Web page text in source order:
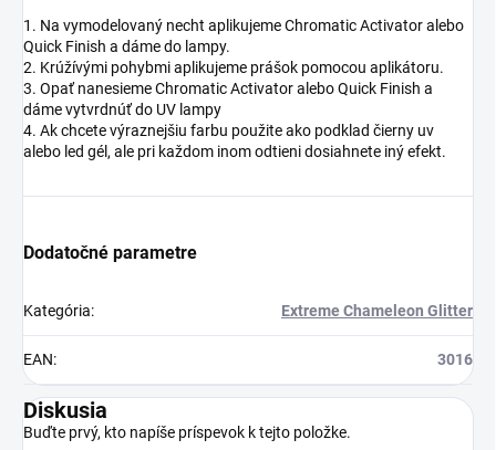
1. Na vymodelovaný necht aplikujeme Chromatic Activator alebo
Quick Finish a dáme do lampy.
2. Krúžívými pohybmi aplikujeme prášok pomocou aplikátoru.
3. Opať nanesieme Chromatic Activator alebo Quick Finish a
dáme vytvrdnúť do UV lampy
4. Ak chcete výraznejšiu farbu použite ako podklad čierny uv
alebo led gél, ale pri každom inom odtieni dosiahnete iný efekt.
Dodatočné parametre
Kategória: Extreme Chameleon Glitter
EAN: 3016
Diskusia
Buďte prvý, kto napíše príspevok k tejto položke.